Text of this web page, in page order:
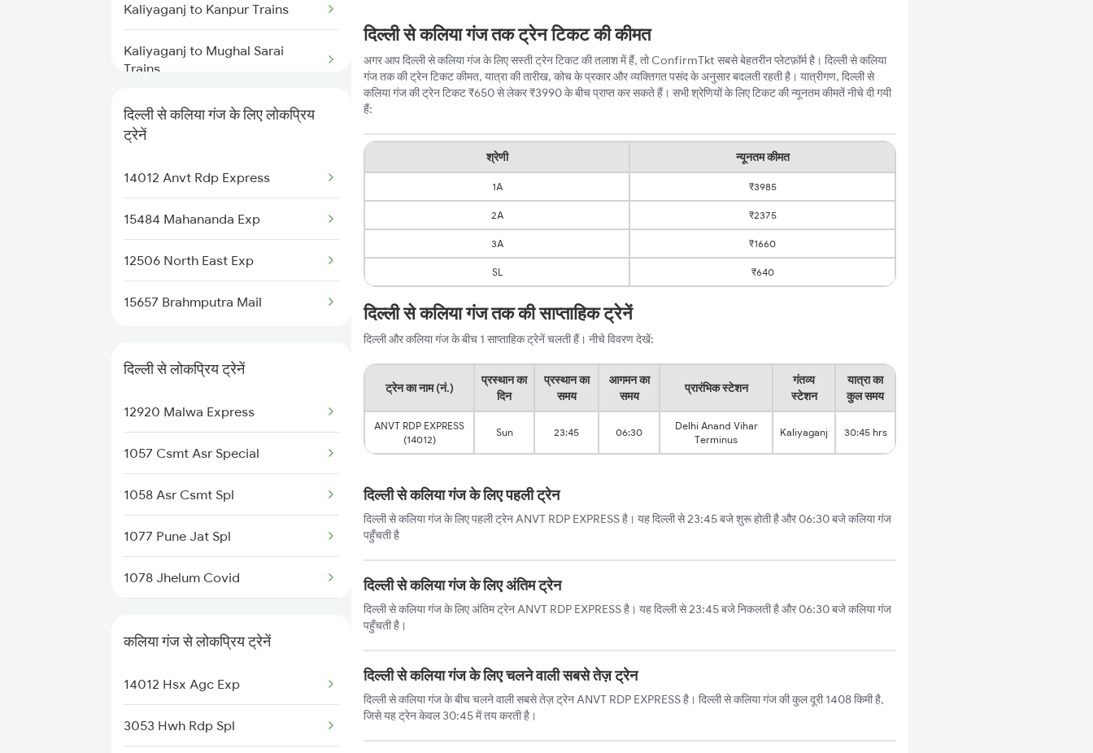
New Delhi to Kasaragod Trains
New Delhi to Kunda Harnamgnj
New Delhi to Kharsia Trains
Kaliyaganj to Kanpur Trains
Kaliyaganj to Mughal Sarai
Trains
Kaliyaganj to Dildarnagar Trains
दिल्ली से कलिया गंज के लिए लोकप्रिय
ट्रेनें
14012 Anvt Rdp Express
15484 Mahananda Exp
12506 North East Exp
15657 Brahmputra Mail
दिल्ली से लोकप्रिय ट्रेनें
12920 Malwa Express
1057 Csmt Asr Special
1058 Asr Csmt Spl
1077 Pune Jat Spl
1078 Jhelum Covid
2003 Ljn Ndls Sht Spl
2004 Ndls Ljn Sht Spl
कलिया गंज से लोकप्रिय ट्रेनें
14012 Hsx Agc Exp
3053 Hwh Rdp Spl
दिल्ली से कलिया गंज तक ट्रेन टिकट की कीमत
अगर आप दिल्ली से कलिया गंज के लिए सस्ती ट्रेन टिकट की तलाश में हैं, तो ConfirmTkt सबसे बेहतरीन प्लेटफ़ॉर्म है। दिल्ली से कलिया
गंज तक की ट्रेन टिकट कीमत, यात्रा की तारीख, कोच के प्रकार और व्यक्तिगत पसंद के अनुसार बदलती रहती है। यात्रीगण, दिल्ली से
कलिया गंज की ट्रेन टिकट ₹650 से लेकर ₹3990 के बीच प्राप्त कर सकते हैं। सभी श्रेणियों के लिए टिकट की न्यूनतम कीमतें नीचे दी गयी
हैं:
श्रेणी न्यूनतम कीमत
1A ₹3985
2A ₹2375
3A ₹1660
SL ₹640
दिल्ली से कलिया गंज तक की साप्ताहिक ट्रेनें
दिल्ली और कलिया गंज के बीच 1 साप्ताहिक ट्रेनें चलती हैं। नीचे विवरण देखें:
ट्रेन का नाम (नं.)
प्रस्थान का
दिन
प्रस्थान का
समय
आगमन का
समय
प्रारंभिक स्टेशन
गंतव्य
स्टेशन
यात्रा का
कुल समय
ANVT RDP EXPRESS
(14012)
Sun 23:45 06:30
Delhi Anand Vihar
Terminus
Kaliyaganj 30:45 hrs
दिल्ली से कलिया गंज के लिए पहली ट्रेन
दिल्ली से कलिया गंज के लिए पहली ट्रेन ANVT RDP EXPRESS है। यह दिल्ली से 23:45 बजे शुरू होती है और 06:30 बजे कलिया गंज
पहुँचती है
दिल्ली से कलिया गंज के लिए अंतिम ट्रेन
दिल्ली से कलिया गंज के लिए अंतिम ट्रेन ANVT RDP EXPRESS है। यह दिल्ली से 23:45 बजे निकलती है और 06:30 बजे कलिया गंज
पहुँचती है।
दिल्ली से कलिया गंज के लिए चलने वाली सबसे तेज़ ट्रेन
दिल्ली से कलिया गंज के बीच चलने वाली सबसे तेज़ ट्रेन ANVT RDP EXPRESS है। दिल्ली से कलिया गंज की कुल दूरी 1408 किमी है,
जिसे यह ट्रेन केवल 30:45 में तय करती है।